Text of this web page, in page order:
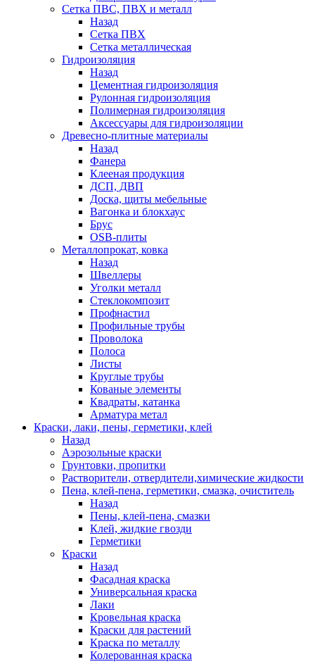
Сетка ПВС, ПВХ и металл
Назад
Сетка ПВХ
Сетка металлическая
Гидроизоляция
Назад
Цементная гидроизоляция
Рулонная гидроизоляция
Полимерная гидроизоляция
Аксессуары для гидроизоляции
Древесно-плитные материалы
Назад
Фанера
Клееная продукция
ДСП, ДВП
Доска, щиты мебельные
Вагонка и блокхаус
Брус
OSB-плиты
Металлопрокат, ковка
Назад
Швеллеры
Уголки металл
Стеклокомпозит
Профнастил
Профильные трубы
Проволока
Полоса
Листы
Круглые трубы
Кованые элементы
Квадраты, катанка
Арматура метал
Краски, лаки, пены, герметики, клей
Назад
Аэрозольные краски
Грунтовки, пропитки
Растворители, отвердители,химические жидкости
Пена, клей-пена, герметики, смазка, очиститель
Назад
Пены, клей-пена, смазки
Клей, жидкие гвозди
Герметики
Краски
Назад
Фасадная краска
Универсальная краска
Лаки
Кровельная краска
Краски для растений
Краска по металлу
Колерованная краска